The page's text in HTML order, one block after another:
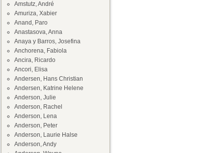
Amstutz, André
Amuriza, Xabier
Anand, Paro
Anastasova, Anna
Anaya y Barros, Josefina
Anchorena, Fabiola
Ancira, Ricardo
Ancori, Elisa
Andersen, Hans Christian
Andersen, Katrine Helene
Anderson, Julie
Anderson, Rachel
Anderson, Lena
Anderson, Peter
Anderson, Laurie Halse
Anderson, Andy